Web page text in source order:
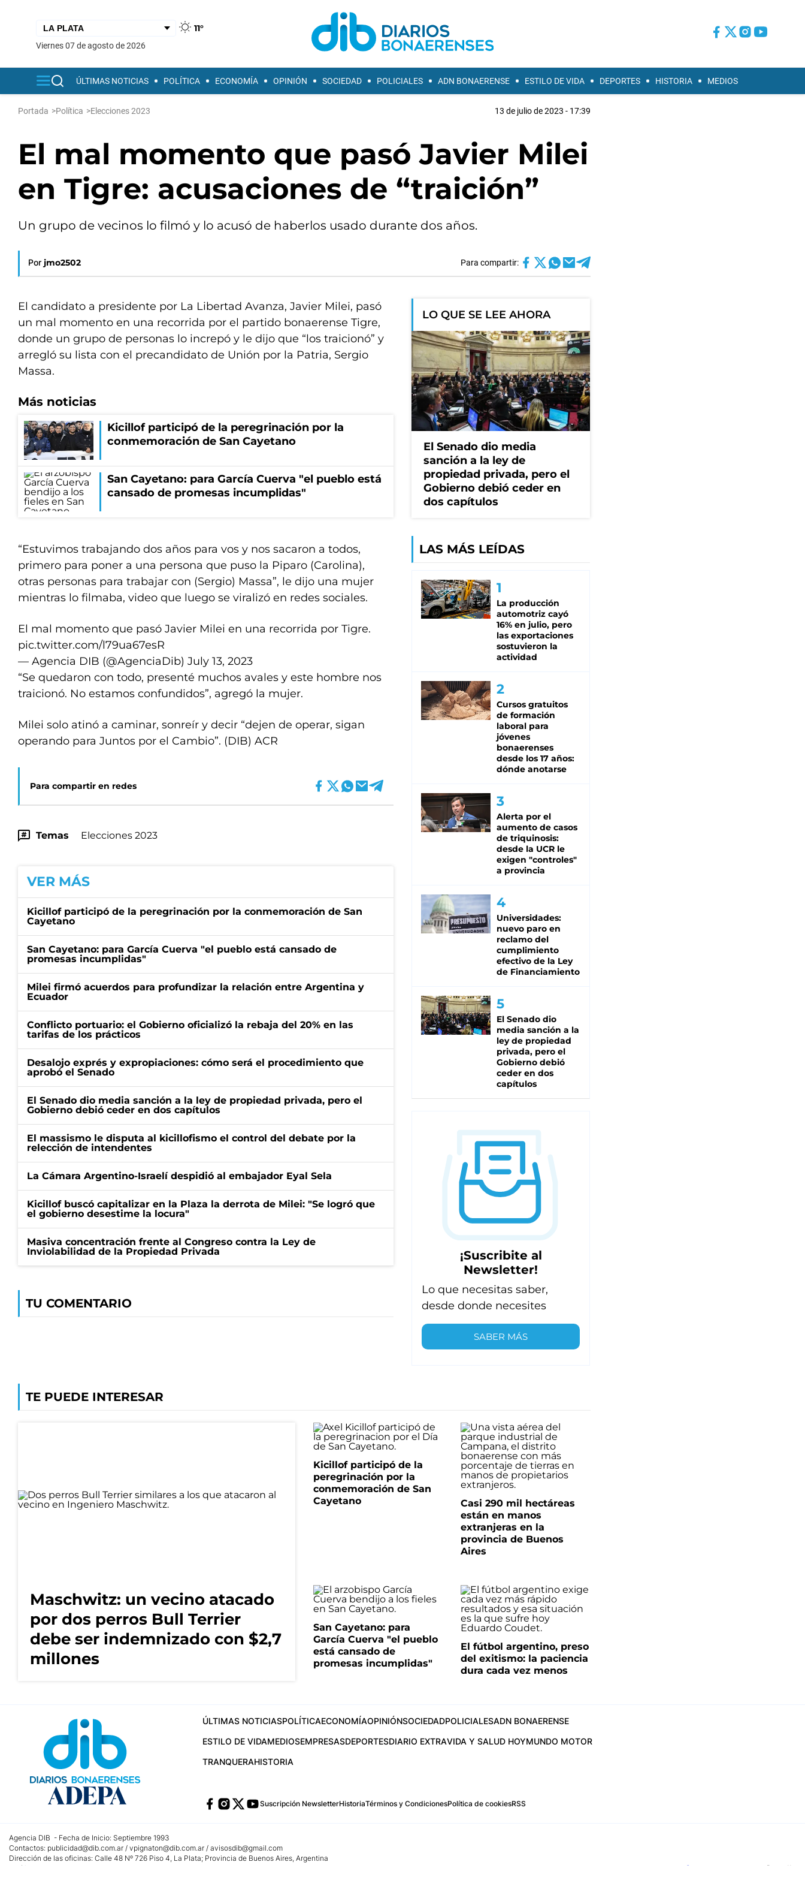
11°
viernes 07 de agosto de 2026
ÚLTIMAS NOTICIAS POLÍTICA ECONOMÍA OPINIÓN SOCIEDAD POLICIALES ADN BONAERENSE ESTILO DE VIDA DEPORTES HISTORIA MEDIOS
Portada >Política >Elecciones 2023 13 de julio de 2023 - 17:39
El mal momento que pasó Javier Milei
en Tigre: acusaciones de “traición”
Un grupo de vecinos lo filmó y lo acusó de haberlos usado durante dos años.
Por jmo2502 Para compartir:
El candidato a presidente por La Libertad Avanza, Javier Milei, pasó
un mal momento en una recorrida por el partido bonaerense Tigre,
donde un grupo de personas lo increpó y le dijo que “los traicionó” y
arregló su lista con el precandidato de Unión por la Patria, Sergio
Massa.
Más noticias
Kicillof participó de la peregrinación por la
conmemoración de San Cayetano
San Cayetano: para García Cuerva "el pueblo está
cansado de promesas incumplidas"
“Estuvimos trabajando dos años para vos y nos sacaron a todos,
primero para poner a una persona que puso la Piparo (Carolina),
otras personas para trabajar con (Sergio) Massa”, le dijo una mujer
mientras lo filmaba, video que luego se viralizó en redes sociales.
El mal momento que pasó Javier Milei en una recorrida por Tigre.
pic.twitter.com/l79ua67esR
— Agencia DIB (@AgenciaDib) July 13, 2023
“Se quedaron con todo, presenté muchos avales y este hombre nos
traicionó. No estamos confundidos”, agregó la mujer.
Milei solo atinó a caminar, sonreír y decir “dejen de operar, sigan
operando para Juntos por el Cambio”. (DIB) ACR
Para compartir en redes
Temas Elecciones 2023
VER MÁS
Kicillof participó de la peregrinación por la conmemoración de San
Cayetano
San Cayetano: para García Cuerva "el pueblo está cansado de
promesas incumplidas"
Milei firmó acuerdos para profundizar la relación entre Argentina y
Ecuador
Conflicto portuario: el Gobierno oficializó la rebaja del 20% en las
tarifas de los prácticos
Desalojo exprés y expropiaciones: cómo será el procedimiento que
aprobó el Senado
El Senado dio media sanción a la ley de propiedad privada, pero el
Gobierno debió ceder en dos capítulos
El massismo le disputa al kicillofismo el control del debate por la
relección de intendentes
La Cámara Argentino-Israelí despidió al embajador Eyal Sela
Kicillof buscó capitalizar en la Plaza la derrota de Milei: "Se logró que
el gobierno desestime la locura"
Masiva concentración frente al Congreso contra la Ley de
Inviolabilidad de la Propiedad Privada
TU COMENTARIO
LO QUE SE LEE AHORA
El Senado dio media
sanción a la ley de
propiedad privada, pero el
Gobierno debió ceder en
dos capítulos
LAS MÁS LEÍDAS
La producción
automotriz cayó
16% en julio, pero
las exportaciones
sostuvieron la
actividad
Cursos gratuitos
de formación
laboral para
jóvenes
bonaerenses
desde los 17 años:
dónde anotarse
Alerta por el
aumento de casos
de triquinosis:
desde la UCR le
exigen "controles"
a provincia
Universidades:
nuevo paro en
reclamo del
cumplimiento
efectivo de la Ley
de Financiamiento
El Senado dio
media sanción a la
ley de propiedad
privada, pero el
Gobierno debió
ceder en dos
capítulos
¡Suscribite al
Newsletter!
Lo que necesitas saber,
desde donde necesites
SABER MÁS
TE PUEDE INTERESAR
Maschwitz: un vecino atacado
por dos perros Bull Terrier
debe ser indemnizado con $2,7
millones
Kicillof participó de la
peregrinación por la
conmemoración de San
Cayetano
Casi 290 mil hectáreas
están en manos
extranjeras en la
provincia de Buenos
Aires
San Cayetano: para
García Cuerva "el pueblo
está cansado de
promesas incumplidas"
El fútbol argentino, preso
del exitismo: la paciencia
dura cada vez menos
ÚLTIMAS NOTICIASPOLÍTICAECONOMÍAOPINIÓNSOCIEDADPOLICIALESADN BONAERENSE
ESTILO DE VIDAMEDIOSEMPRESASDEPORTESDIARIO EXTRAVIDA Y SALUD HOYMUNDO MOTOR
TRANQUERAHISTORIA
Suscripción NewsletterHistoriaTérminos y CondicionesPolítica de cookiesRSS
Agencia DIB - Fecha de Inicio: Septiembre 1993
Contactos: publicidad@dib.com.ar / vpignaton@dib.com.ar / avisosdib@gmail.com
Dirección de las oficinas: Calle 48 Nº 726 Piso 4, La Plata; Provincia de Buenos Aires, Argentina
Teléfono: +5492215022421 - Whatsapp: +5492215031783